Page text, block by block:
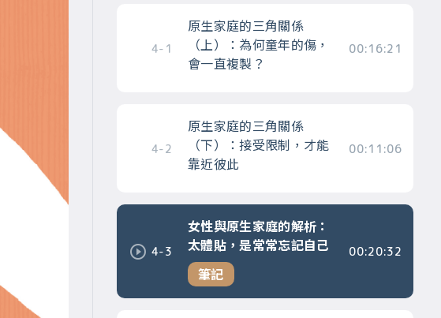
4-1
原生家庭的三角關係
（上）：為何童年的傷，
會一直複製？
00:16:21
4-2
原生家庭的三角關係
（下）：接受限制，才能
靠近彼此
00:11:06
4-3
女性與原生家庭的解析：
太體貼，是常常忘記自己
筆記
00:20:32